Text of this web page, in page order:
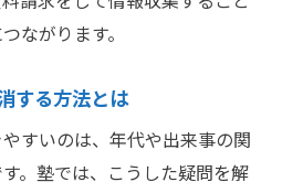
ながります。
する方法とは
すいのは、年代や出来事の関
。塾では、こうした疑問を解